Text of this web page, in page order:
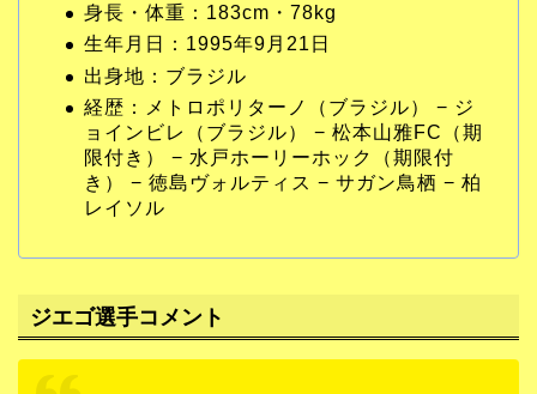
身長・体重：183cm・78kg
生年月日：1995年9月21日
出身地：ブラジル
経歴：メトロポリターノ（ブラジル） − ジ
ョインビレ（ブラジル） − 松本山雅FC（期
限付き） − 水戸ホーリーホック（期限付
き） − 徳島ヴォルティス − サガン鳥栖 − 柏
レイソル
ジエゴ選手コメント